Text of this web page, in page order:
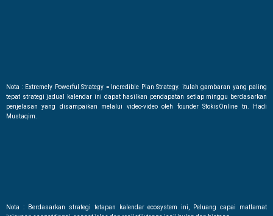
Nota : Extremely Powerful Strategy = Incredible Plan Strategy. itulah gambaran yang paling
tepat strategi jadual kalendar ini dapat hasilkan pendapatan setiap minggu berdasarkan
penjelasan yang disampaikan melalui video-video oleh founder StokisOnline tn. Hadi
Mustaqim.
Nota : Berdasarkan strategi tetapan kalendar ecosystem ini, Peluang capai matlamat